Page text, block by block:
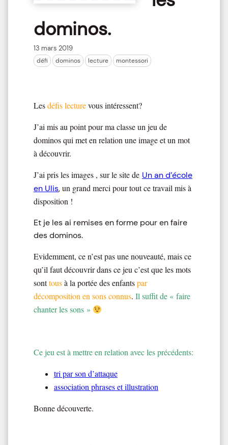
dominos.
13 mars 2019
défi dominos lecture montessori
Lesdéfis lecturevous intéressent?
J’ai mis au point pour ma classe un jeu de
dominos qui met en relation une image et un mot
à découvrir.
J’ai pris les images , sur le site de Un an d’école
en Ulis,un grand merci pour tout ce travail mis à
disposition !
Et je les ai remises en forme pour en faire
des dominos.
Evidemment, ce n’est pas une nouveauté, mais ce
qu’il faut découvrir dans ce jeu c’est que les mots
sonttousà la portée des enfantspar
décomposition en sons connus. Il suffit de « faire
chanter les sons »
Ce jeu est à mettre en relation avec les précédents:
tri par son d’attaque
association phrases et illustration
Bonne découverte.